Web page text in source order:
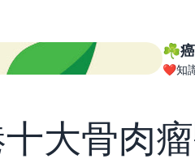
☘️癌
❤️知
大骨肉